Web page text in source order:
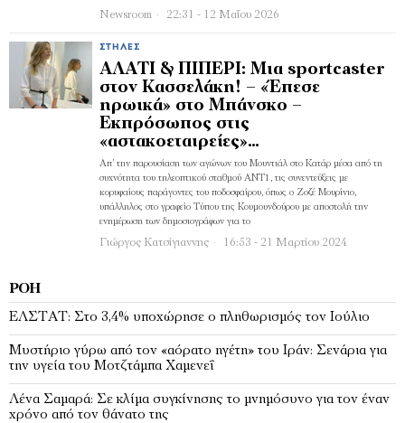
Newsroom 22:31 - 12 Μαΐου 2026
ΣΤΉΛΕΣ
ΑΛΑΤΙ & ΠΙΠΕΡΙ: Μια sportcaster
στον Κασσελάκη! – «Έπεσε
ηρωικά» στο Μπάνσκο –
Εκπρόσωπος στις
«αστακοεταιρείες»…
Απ’ την παρουσίαση των αγώνων του Μουντιάλ στο Κατάρ μέσα από τη
συχνότητα του τηλεοπτικού σταθμού ΑΝΤ1, τις συνεντεύξεις με
κορυφαίους παράγοντες του ποδοσφαίρου, όπως ο Ζοζέ Μουρίνιο,
υπάλληλος στο γραφείο Τύπου της Κουμουνδούρου με αποστολή την
ενημέρωση των δημοσιογράφων για το
Γιώργος Κατσίγιαννης 16:53 - 21 Μαρτίου 2024
ΡΟΉ
EΛΣΤΑΤ: Στο 3,4% υποχώρησε ο πληθωρισμός τον Ιούλιο
Μυστήριο γύρω από τον «αόρατο ηγέτη» του Ιράν: Σενάρια για
την υγεία του Μοτζτάμπα Χαμενεΐ
Λένα Σαμαρά: Σε κλίμα συγκίνησης το μνημόσυνο για τον έναν
χρόνο από τον θάνατο της